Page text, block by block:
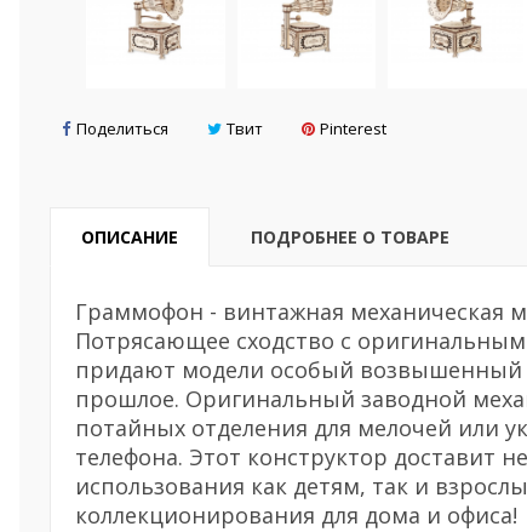
Поделиться Твит Pinterest
ОПИСАНИЕ ПОДРОБНЕЕ О ТОВАРЕ
Граммофон - винтажная механическая
Потрясающее сходство с
придают модели особый
прошлое. Оригинальный заводной
потайных отделения для мелочей или
телефона. Этот конструктор доставит
использования как детям, так и
коллекционирования для дома и офиса!